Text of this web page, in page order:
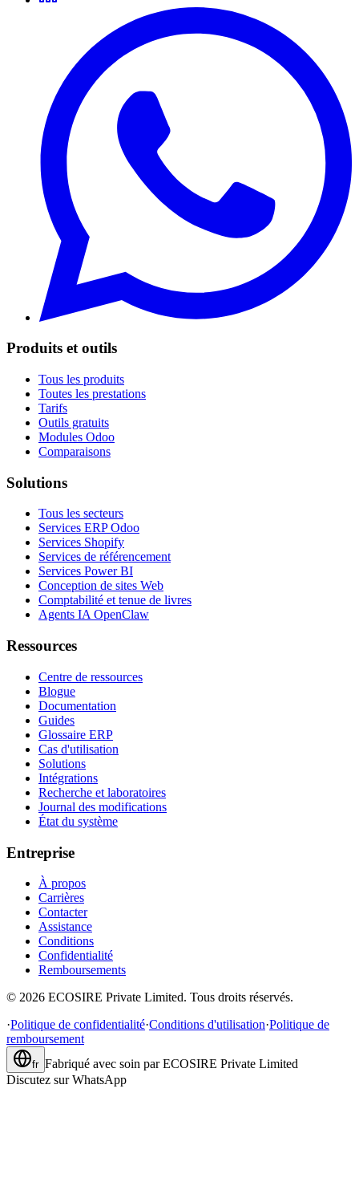
Produits et outils
Tous les produits
Toutes les prestations
Tarifs
Outils gratuits
Modules Odoo
Comparaisons
Solutions
Tous les secteurs
Services ERP Odoo
Services Shopify
Services de référencement
Services Power BI
Conception de sites Web
Comptabilité et tenue de livres
Agents IA OpenClaw
Ressources
Centre de ressources
Blogue
Documentation
Guides
Glossaire ERP
Cas d'utilisation
Solutions
Intégrations
Recherche et laboratoires
Journal des modifications
État du système
Entreprise
À propos
Carrières
Contacter
Assistance
Conditions
Confidentialité
Remboursements
© 2026 ECOSIRE Private Limited. Tous droits réservés.
·Politique de confidentialité·Conditions d'utilisation·Politique de
remboursement
fr Fabriqué avec soin par ECOSIRE Private Limited
Discutez sur WhatsApp